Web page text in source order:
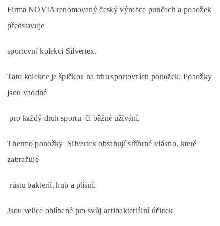
Firma NOVIA renomovaný český výrobce punčoch a ponožek
představuje
sportovní kolekci Silvertex.
Tato kolekce je špičkou na trhu sportovních ponožek. Ponožky
jsou vhodné
pro každý druh sportu, čí běžné užívání.
Thermo ponožky Silvertex obsahují stříbrné vlákno, které
zabraňuje
růstu bakterií, hub a plísní.
Jsou velice oblíbené pro svůj antibakteriální účinek